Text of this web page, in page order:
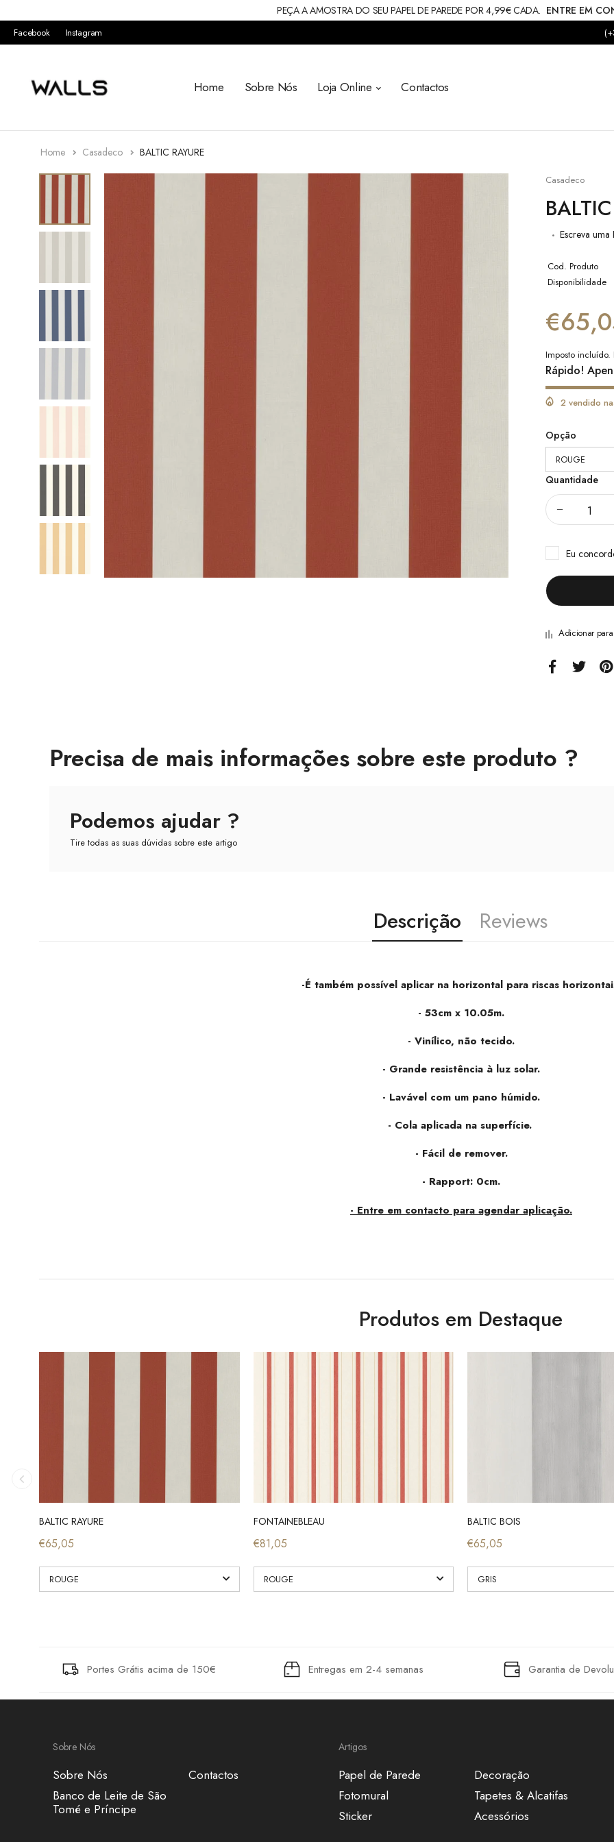
PEÇA A AMOSTRA DO SEU PAPEL DE PAREDE POR 4,99€ CADA. ENTRE EM
Facebook Instagram
Home Sobre Nós Loja Online Contactos
Home Casadeco BALTIC RAYURE
Casadeco
Escreva uma
Cod. Produto
Disponibilidade
Imposto incluído.
Rápido!
2 vendido
Opção
Quantidade
Eu
Adicionar
Precisa de mais informações sobre este produto ?
Podemos ajudar ?
Tire todas as suas dúvidas sobre este artigo
Descrição Reviews
-É também possível aplicar na horizontal para riscas
- 53cm x 10.05m.
- Vinílico, não tecido.
- Grande resistência à luz solar.
- Lavável com um pano húmido.
- Cola aplicada na superfície.
- Fácil de remover.
- Rapport: 0cm.
- Entre em contacto para agendar aplicação.
Produtos em Destaque
BALTIC RAYURE
€65,05
FONTAINEBLEAU
€81,05
BALTIC BOIS
€65,05
Portes Grátis acima de 150€ Entregas em 2-4 semanas Garantia de
Sobre Nós
Sobre Nós
Banco de Leite de São
Tomé e Príncipe
Contactos
Artigos
Papel de Parede
Fotomural
Sticker
Decoração
Tapetes & Alcatifas
Acessórios